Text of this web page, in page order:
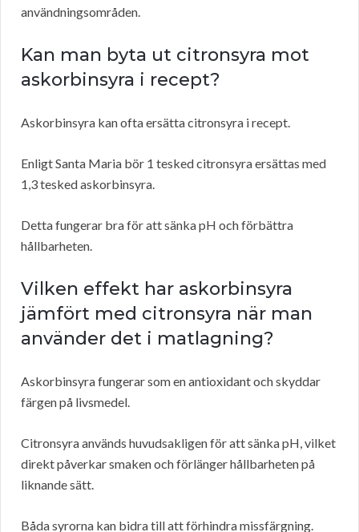
användningsområden.
Kan man byta ut citronsyra mot
askorbinsyra i recept?
Askorbinsyra kan ofta ersätta citronsyra i recept.
Enligt Santa Maria bör 1 tesked citronsyra ersättas med
1,3 tesked askorbinsyra.
Detta fungerar bra för att sänka pH och förbättra
hållbarheten.
Vilken effekt har askorbinsyra
jämfört med citronsyra när man
använder det i matlagning?
Askorbinsyra fungerar som en antioxidant och skyddar
färgen på livsmedel.
Citronsyra används huvudsakligen för att sänka pH, vilket
direkt påverkar smaken och förlänger hållbarheten på
liknande sätt.
Båda syrorna kan bidra till att förhindra missfärgning.